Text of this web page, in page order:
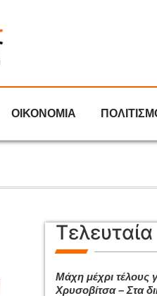
ΟΙΚΟΝΟΜΙΑ
Μάχη μέχρι τέλους
Χρυσοβίτσα – Στα